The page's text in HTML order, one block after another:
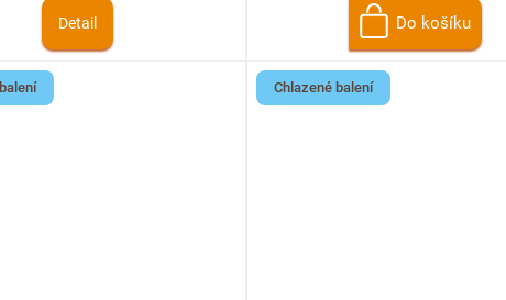
Detail Do košíku
Chlazené balení